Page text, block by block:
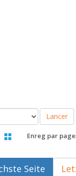
Lancer
Enreg par
Seite